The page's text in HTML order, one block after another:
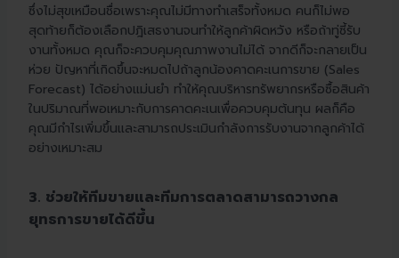
ซึ่งไม่สุขเหมือนชื่อเพราะคุณไม่มีทางทำเสร็จทั้งหมด คนก็ไม่พอ
สุดท้ายก็ต้องเลือกปฎิเสธงานจนทำให้ลูกค้าผิดหวัง หรือถ้าทู่ซี้รับ
งานทั้งหมด คุณก็จะควบคุมคุณภาพงานไม่ได้ จากดีก็จะกลายเป็น
ห่วย ปัญหาที่เกิดขึ้นจะหมดไปถ้าลูกน้องคาดคะเนการขาย (Sales
Forecast) ได้อย่างแม่นยำ ทำให้คุณบริหารทรัพยากรหรือซื้อสินค้า
ในปริมาณที่พอเหมาะกับการคาดคะเนเพื่อควบคุมต้นทุน ผลก็คือ
คุณมีกำไรเพิ่มขึ้นและสามารถประเมินกำลังการรับงานจากลูกค้าได้
อย่างเหมาะสม
3. ช่วยให้ทีมขายและทีมการตลาดสามารถวางกล
ยุทธการขายได้ดีขึ้น